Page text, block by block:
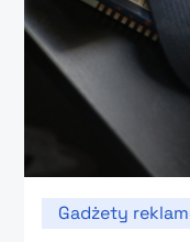
Gadżety